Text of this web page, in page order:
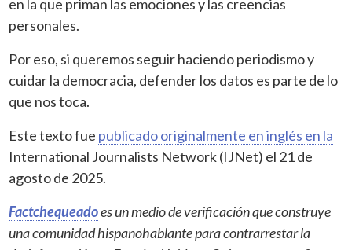
en la que priman las emociones y las creencias
personales.
Por eso, si queremos seguir haciendo periodismo y
cuidar la democracia, defender los datos es parte de lo
que nos toca.
Este texto fue publicado originalmente en inglés en la
International Journalists Network (IJNet) el 21 de
agosto de 2025.
Factchequeadoes un medio de verificación que construye
una comunidad hispanohablante para contrarrestar la